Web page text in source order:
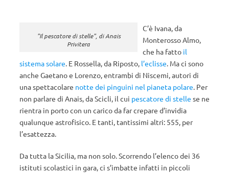
"Il pescatore di stelle", di Anais
Privitera
C’è Ivana, da
Monterosso Almo,
che ha fatto il
sistema solare. E Rossella, da Riposto, l’eclisse. Ma ci sono
anche Gaetano e Lorenzo, entrambi di Niscemi, autori di
una spettacolare notte dei pinguini nel pianeta polare. Per
non parlare di Anais, da Scicli, il cui pescatore di stelle se ne
rientra in porto con un carico da far crepare d’invidia
qualunque astrofisico. E tanti, tantissimi altri: 555, per
l’esattezza.
Da tutta la Sicilia, ma non solo. Scorrendo l’elenco dei 36
istituti scolastici in gara, ci s’imbatte infatti in piccoli